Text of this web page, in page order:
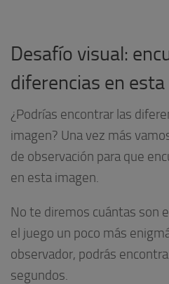
Desafío visual:
diferencias en esta
¿Podrías encontrar las
imagen? Una vez más
de observación para que
en esta imagen.
No te diremos cuántas son
el juego un poco más
observador, podrás
segundos.